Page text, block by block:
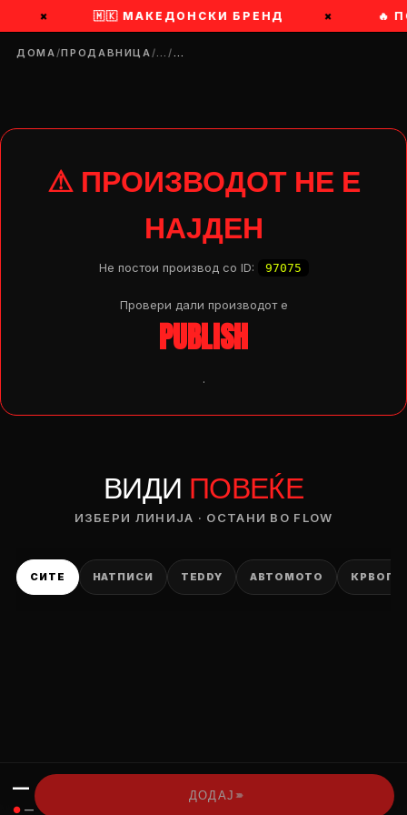
× 🇲🇰 МАКЕДОНСКИ БРЕНД × 🔥
ДОМА/ПРОДАВНИЦА/…/…
⚠ ПРОИЗВОДОТ НЕ Е
НАЈДЕН
Не постои производ со ID: 97075
Провери дали производот e
PUBLISH
.
ВИДИ ПОВЕЌЕ
ИЗБЕРИ ЛИНИЈА · ОСТАНИ ВО FLOW
СИТЕ НАТПИСИ TEDDY АВТОМОТО
—
● —
ДОДАЈ ›››